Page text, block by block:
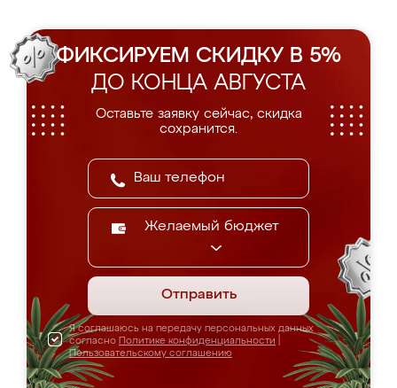
ФИКСИРУЕМ СКИДКУ В 5%
ДО КОНЦА АВГУСТА
Оставьте заявку сейчас, скидка
сохранится.
Желаемый бюджет
Отправить
Я соглашаюсь на передачу персональных данных
согласно Политике конфиденциальности
Пользовательскому соглашению